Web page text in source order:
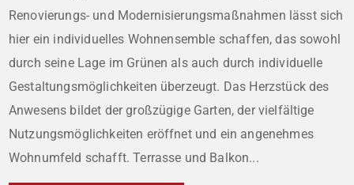
Renovierungs- und Modernisierungsmaßnahmen lässt sich
hier ein individuelles Wohnensemble schaffen, das sowohl
durch seine Lage im Grünen als auch durch individuelle
Gestaltungsmöglichkeiten überzeugt. Das Herzstück des
Anwesens bildet der großzügige Garten, der vielfältige
Nutzungsmöglichkeiten eröffnet und ein angenehmes
Wohnumfeld schafft. Terrasse und Balkon...